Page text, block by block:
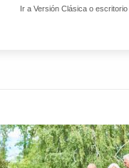
Ir a Versión Clásica o escritorio